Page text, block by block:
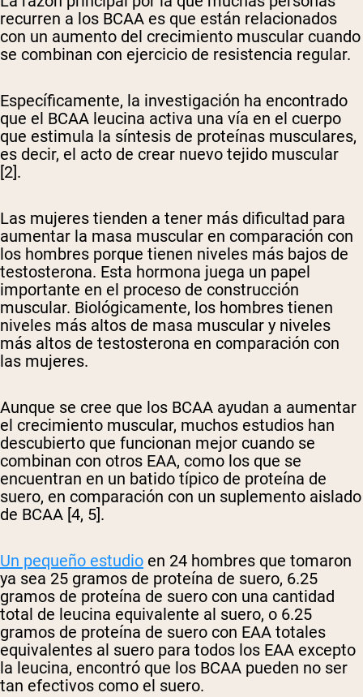
recurren a los BCAA es que están relacionados
con un aumento del crecimiento muscular cuando
se combinan con ejercicio de resistencia regular.
Específicamente, la investigación ha encontrado
que el BCAA leucina activa una vía en el cuerpo
que estimula la síntesis de proteínas musculares,
es decir, el acto de crear nuevo tejido muscular
[2].
Las mujeres tienden a tener más dificultad para
aumentar la masa muscular en comparación con
los hombres porque tienen niveles más bajos de
testosterona. Esta hormona juega un papel
importante en el proceso de construcción
muscular. Biológicamente, los hombres tienen
niveles más altos de masa muscular y niveles
más altos de testosterona en comparación con
las mujeres.
Aunque se cree que los BCAA ayudan a aumentar
el crecimiento muscular, muchos estudios han
descubierto que funcionan mejor cuando se
combinan con otros EAA, como los que se
encuentran en un batido típico de proteína de
suero, en comparación con un suplemento aislado
de BCAA [4, 5].
Un pequeño estudio en 24 hombres que tomaron
ya sea 25 gramos de proteína de suero, 6.25
gramos de proteína de suero con una cantidad
total de leucina equivalente al suero, o 6.25
gramos de proteína de suero con EAA totales
equivalentes al suero para todos los EAA excepto
la leucina, encontró que los BCAA pueden no ser
tan efectivos como el suero.
Shipping Country: Language: